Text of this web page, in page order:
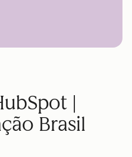
|
Brasil